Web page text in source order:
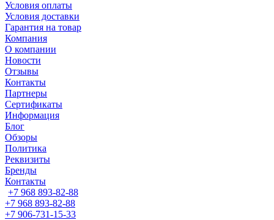
Условия оплаты
Условия доставки
Гарантия на товар
Компания
О компании
Новости
Отзывы
Контакты
Партнеры
Сертификаты
Информация
Блог
Обзоры
Политика
Реквизиты
Бренды
Контакты
+7 968 893-82-88
+7 968 893-82-88
+7 906-731-15-33